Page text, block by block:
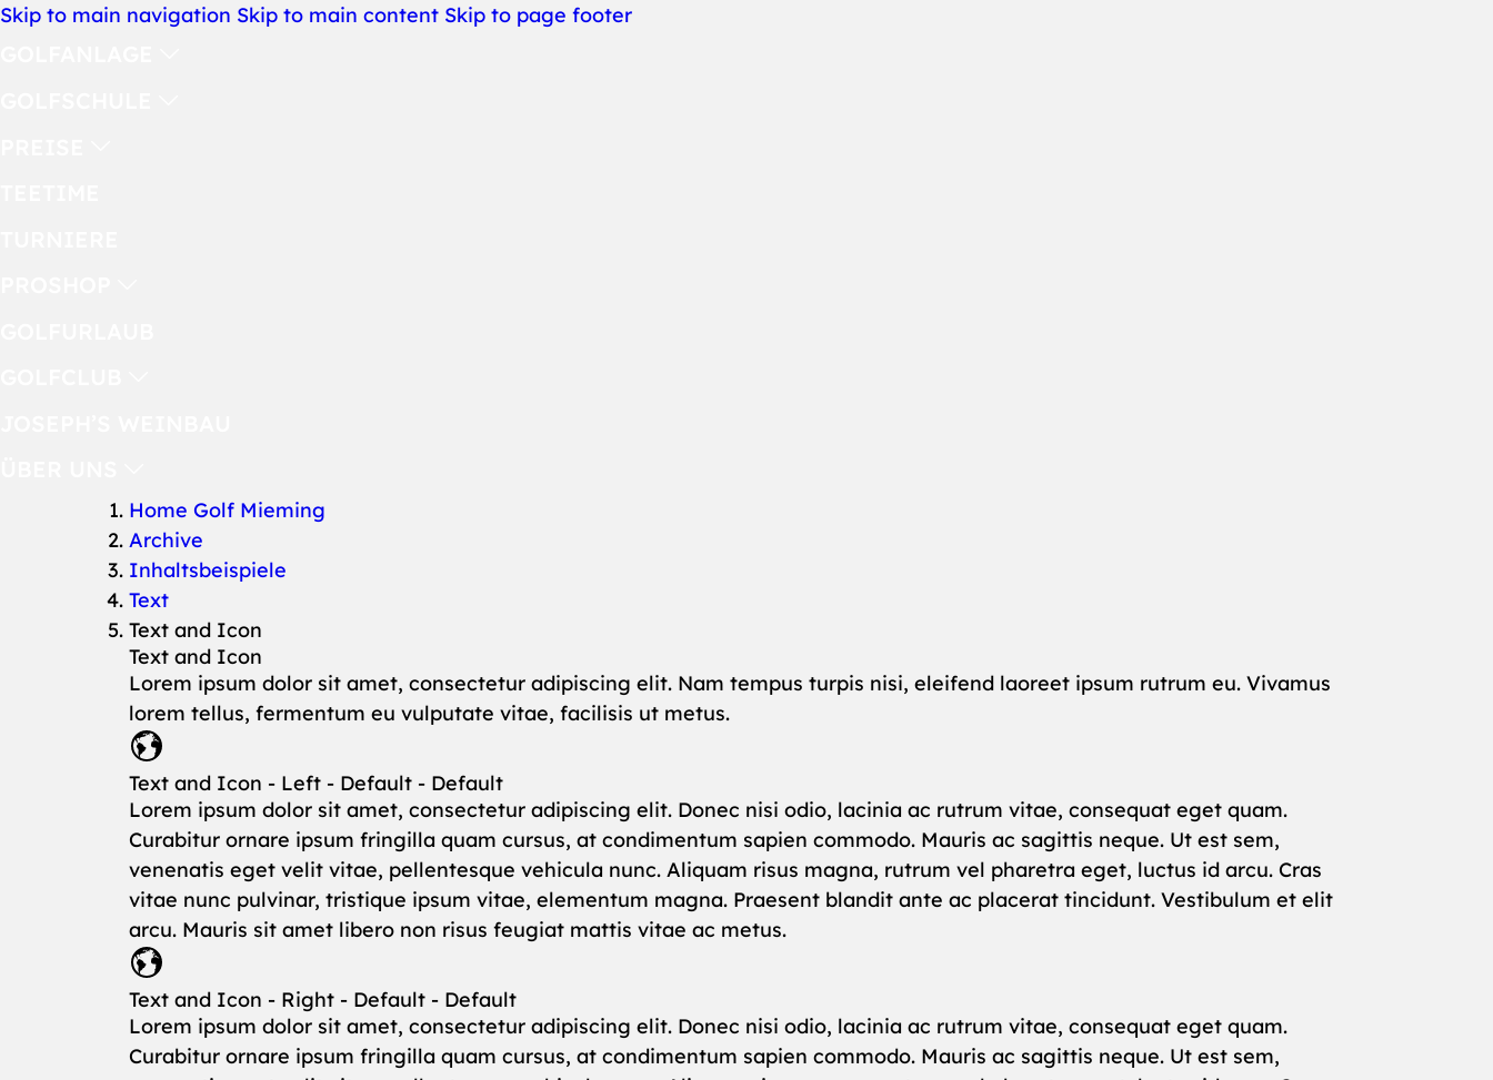
Skip to main navigation Skip to main content Skip to page footer
You are here:
Home Golf Mieming
Archive
Inhaltsbeispiele
Text
Text and Icon
Text and Icon
Lorem ipsum dolor sit amet, consectetur adipiscing elit. Nam tempus turpis nisi, eleifend laoreet ipsum rutrum eu. Vivamus
lorem tellus, fermentum eu vulputate vitae, facilisis ut metus.
Text and Icon - Left - Default - Default
Lorem ipsum dolor sit amet, consectetur adipiscing elit. Donec nisi odio, lacinia ac rutrum vitae, consequat eget quam.
Curabitur ornare ipsum fringilla quam cursus, at condimentum sapien commodo. Mauris ac sagittis neque. Ut est sem,
venenatis eget velit vitae, pellentesque vehicula nunc. Aliquam risus magna, rutrum vel pharetra eget, luctus id arcu. Cras
vitae nunc pulvinar, tristique ipsum vitae, elementum magna. Praesent blandit ante ac placerat tincidunt. Vestibulum et elit
arcu. Mauris sit amet libero non risus feugiat mattis vitae ac metus.
Text and Icon - Right - Default - Default
Lorem ipsum dolor sit amet, consectetur adipiscing elit. Donec nisi odio, lacinia ac rutrum vitae, consequat eget quam.
Curabitur ornare ipsum fringilla quam cursus, at condimentum sapien commodo. Mauris ac sagittis neque. Ut est sem,